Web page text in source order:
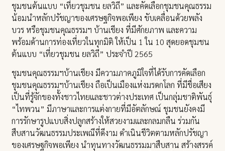
ชุมชนต้นแบบ “เที่ยวชุมชน ยลวิถี” และคัดเลือกชุมชนคุณธรรม
น้อมนำหลักปรัชญาของเศรษฐกิจพอเพียง ขับเคลื่อนด้วยพลัง
บวร หรือชุมชนคุณธรรมฯ บ้านเชียง ที่มีศักยภาพ และความ
พร้อมด้านการท่องเที่ยวในทุกมิติ ให้เป็น 1 ใน 10 สุดยอดชุมชน
ต้นแบบ “เที่ยวชุมชน ยลวิถี” ประจำปี 2565
ชุมชนคุณธรรมฯบ้านเชียง มีความภาคภูมิใจที่ได้รับการคัดเลือก
ชุมชนคุณธรรมฯบ้านเชียง ถือเป็นเมืองแห่งมรดกโลก ที่มีชื่อเสียง
เป็นที่รู้จักของทั้งชาวไทยและชาวต่างประเทศ เป็นกลุ่มชาติพันธุ์
“ไทพวน” มีภาษาและการแต่งกายที่มีอัตลักษณ์ ชุมชนยังคงมี
การรักษารูปแบบสิ่งปลูกสร้างให้สวยงามและกลมกลืน ร่วมกัน
สืบสานวัฒนธรรมประเพณีที่ดีงาม ดำเนินชีวิตตามหลักปรัชญา
ของเศรษฐกิจพอเพียง นำทุนทางวัฒนธรรมมาสืบสาน สร้างสรรค์